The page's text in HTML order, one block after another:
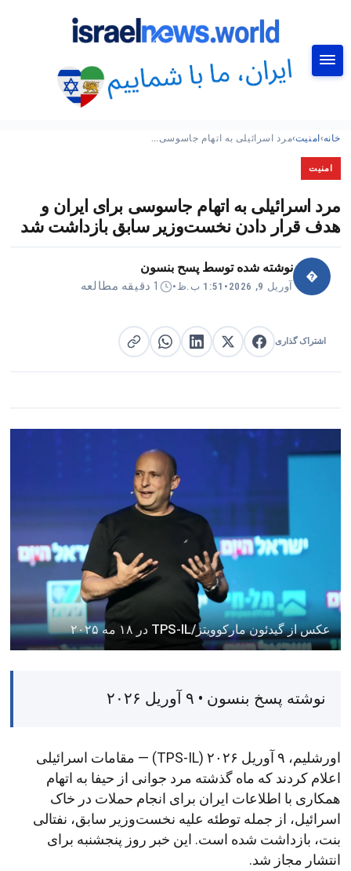
خانه› امنیت›مرد اسرائیلی به اتهام جاسوسی…
امنیت
مرد اسرائیلی به اتهام جاسوسی برای ایران و
هدف قرار دادن نخست‌وزیر سابق بازداشت شد
�
نوشته شده توسط پسح بنسون
آوریل 9, 2026 • 1:51 ب.ظ • 1 دقیقه مطالعه
اشتراک گذاری اشتراک گذاری در فیس‌بوک
اشتراک گذاری در X
اشتراک گذاری در لینکدین
اشتراک گذاری در واتساپ
کپی لینک
عکس از گیدئون مارکوویتز/TPS-IL در ۱۸ مه ۲۰۲۵
نوشته پسخ بنسون • ۹ آوریل ۲۰۲۶
اورشلیم، ۹ آوریل ۲۰۲۶ (TPS-IL) — مقامات اسرائیلی
اعلام کردند که ماه گذشته مرد جوانی از حیفا به اتهام
همکاری با اطلاعات ایران برای انجام حملات در خاک
اسرائیل، از جمله توطئه علیه نخست‌وزیر سابق، نفتالی
بنت، بازداشت شده است. این خبر روز پنجشنبه برای
انتشار مجاز شد.